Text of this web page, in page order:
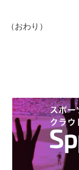
（おわり）